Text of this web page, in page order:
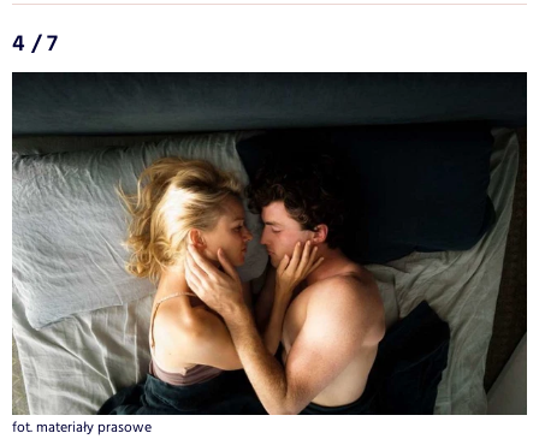
4 / 7
fot. materiały prasowe